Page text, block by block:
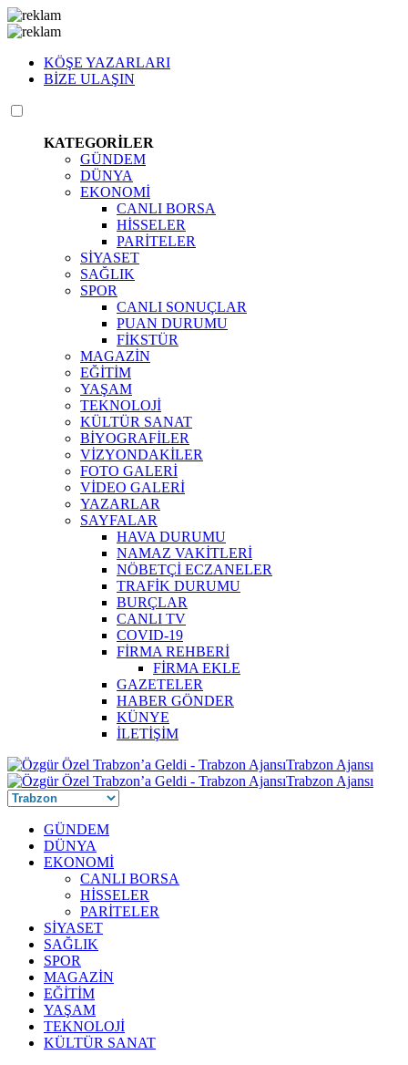
KÖŞE YAZARLARI
BİZE ULAŞIN
KATEGORİLER
GÜNDEM
DÜNYA
EKONOMİ
CANLI BORSA
HİSSELER
PARİTELER
SİYASET
SAĞLIK
SPOR
CANLI SONUÇLAR
PUAN DURUMU
FİKSTÜR
MAGAZİN
EĞİTİM
YAŞAM
TEKNOLOJİ
KÜLTÜR SANAT
BİYOGRAFİLER
VİZYONDAKİLER
FOTO GALERİ
VİDEO GALERİ
YAZARLAR
SAYFALAR
HAVA DURUMU
NAMAZ VAKİTLERİ
NÖBETÇİ ECZANELER
TRAFİK DURUMU
BURÇLAR
CANLI TV
COVID-19
FİRMA REHBERİ
FİRMA EKLE
GAZETELER
HABER GÖNDER
KÜNYE
İLETİŞİM
GÜNDEM
DÜNYA
EKONOMİ
CANLI BORSA
HİSSELER
PARİTELER
SİYASET
SAĞLIK
SPOR
MAGAZİN
EĞİTİM
YAŞAM
TEKNOLOJİ
KÜLTÜR SANAT